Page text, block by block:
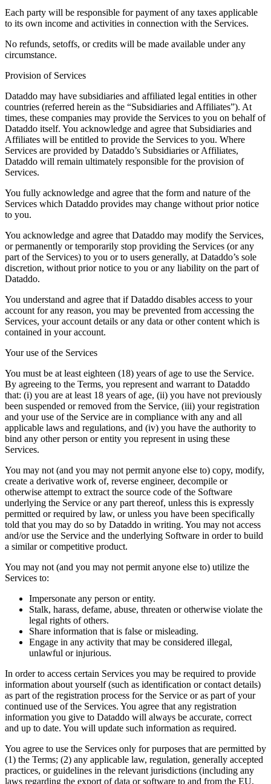
Each party will be responsible for payment of any taxes applicable
to its own income and activities in connection with the Services.
No refunds, setoffs, or credits will be made available under any
circumstance.
Provision of Services
Dataddo may have subsidiaries and affiliated legal entities in other
countries (referred herein as the “Subsidiaries and Affiliates”). At
times, these companies may provide the Services to you on behalf of
Dataddo itself. You acknowledge and agree that Subsidiaries and
Affiliates will be entitled to provide the Services to you. Where
Services are provided by Dataddo’s Subsidiaries or Affiliates,
Dataddo will remain ultimately responsible for the provision of
Services.
You fully acknowledge and agree that the form and nature of the
Services which Dataddo provides may change without prior notice
to you.
You acknowledge and agree that Dataddo may modify the Services,
or permanently or temporarily stop providing the Services (or any
part of the Services) to you or to users generally, at Dataddo’s sole
discretion, without prior notice to you or any liability on the part of
Dataddo.
You understand and agree that if Dataddo disables access to your
account for any reason, you may be prevented from accessing the
Services, your account details or any data or other content which is
contained in your account.
Your use of the Services
You must be at least eighteen (18) years of age to use the Service.
By agreeing to the Terms, you represent and warrant to Dataddo
that: (i) you are at least 18 years of age, (ii) you have not previously
been suspended or removed from the Service, (iii) your registration
and your use of the Service are in compliance with any and all
applicable laws and regulations, and (iv) you have the authority to
bind any other person or entity you represent in using these
Services.
You may not (and you may not permit anyone else to) copy, modify,
create a derivative work of, reverse engineer, decompile or
otherwise attempt to extract the source code of the Software
underlying the Service or any part thereof, unless this is expressly
permitted or required by law, or unless you have been specifically
told that you may do so by Dataddo in writing. You may not access
and/or use the Service and the underlying Software in order to build
a similar or competitive product.
You may not (and you may not permit anyone else to) utilize the
Services to:
Impersonate any person or entity.
Stalk, harass, defame, abuse, threaten or otherwise violate the
legal rights of others.
Share information that is false or misleading.
Engage in any activity that may be considered illegal,
unlawful or injurious.
In order to access certain Services you may be required to provide
information about yourself (such as identification or contact details)
as part of the registration process for the Service or as part of your
continued use of the Services. You agree that any registration
information you give to Dataddo will always be accurate, correct
and up to date. You will update such information as required.
You agree to use the Services only for purposes that are permitted by
(1) the Terms; (2) any applicable law, regulation, generally accepted
practices, or guidelines in the relevant jurisdictions (including any
laws regarding the export of data or software to and from the EU,